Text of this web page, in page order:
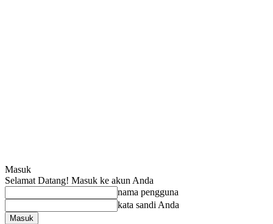
Masuk
Selamat Datang! Masuk ke akun Anda
nama pengguna
kata sandi Anda